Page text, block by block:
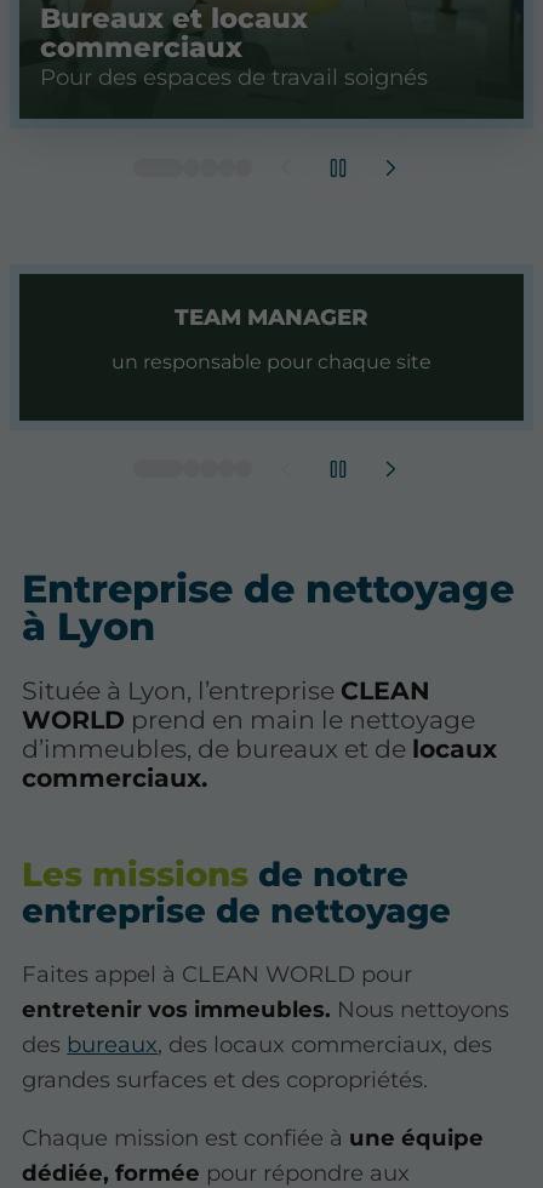
Bureaux et locaux
commerciaux
Pour des espaces de travail soignés
TEAM MANAGER
un responsable pour chaque site
Entreprise de nettoyage
à Lyon
Située à Lyon, l’entreprise CLEAN
WORLD prend en main le nettoyage
d’immeubles, de bureaux et de locaux
commerciaux.
Les missions de notre
entreprise de nettoyage
Faites appel à CLEAN WORLD pour
entretenir vos immeubles. Nous nettoyons
des bureaux, des locaux commerciaux, des
grandes surfaces et des copropriétés.
Chaque mission est confiée à une équipe
dédiée, formée pour répondre aux